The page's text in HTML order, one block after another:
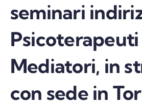
seminari
Psicoterapeuti
Mediatori, in
con sede in